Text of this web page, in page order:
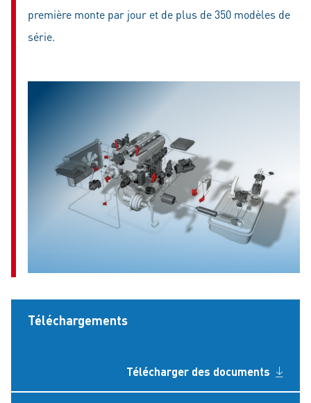
première monte par jour et de plus de 350 modèles de
série.
Téléchargements
Télécharger des documents